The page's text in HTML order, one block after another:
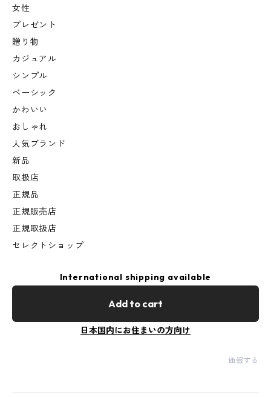
女性
プレゼント
贈り物
カジュアル
シンプル
ベーシック
かわいい
おしゃれ
人気ブランド
新品
取扱店
正規品
正規販売店
正規取扱店
セレクトショップ
International shipping available
Add to cart
日本国内にお住まいの方向け
通報する